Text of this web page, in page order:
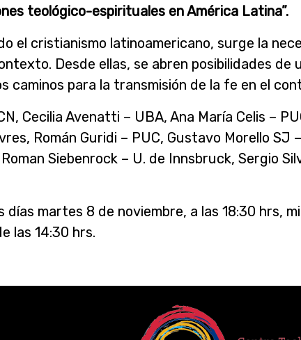
teológico-espirituales en América Latina”.
el cristianismo latinoamericano, surge la
Desde ellas, se abren posibilidades de
caminos para la transmisión de la fe en el
Cecilia Avenatti – UBA, Ana María Celis –
Román Guridi – PUC, Gustavo Morello SJ
Siebenrock – U. de Innsbruck, Sergio
martes 8 de noviembre, a las 18:30 hrs,
las 14:30 hrs.